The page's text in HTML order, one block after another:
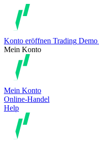
Konto eröffnen Trading Demo
Mein Konto
Mein Konto
Online-Handel
Help